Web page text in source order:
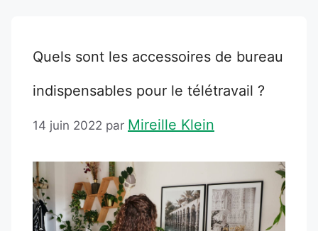
Quels sont les accessoires de bureau
indispensables pour le télétravail ?
14 juin 2022 par Mireille Klein